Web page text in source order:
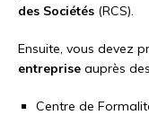
des Sociétés (RCS).
Ensuite, vous devez
entreprise auprès
Centre de